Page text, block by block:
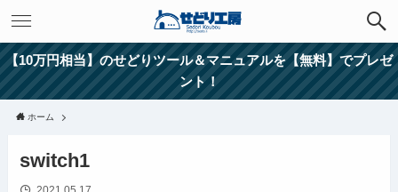
【10万円相当】のせどりツール＆マニュアルを【無料】でプレゼ
ント！
ホーム
switch1